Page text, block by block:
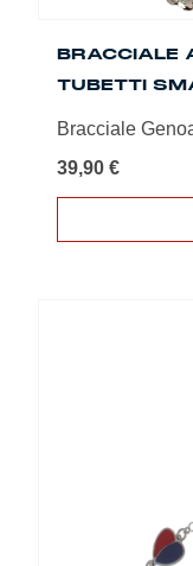
BRACCIALE
TUBETTI
Bracciale
39,90 €